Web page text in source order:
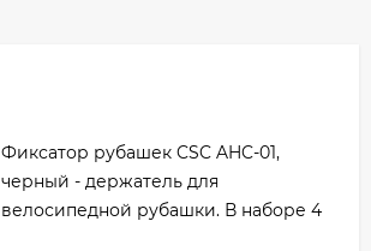
Фиксатор рубашек CSC AHC-01,
черный - держатель для
велосипедной рубашки. В наборе 4